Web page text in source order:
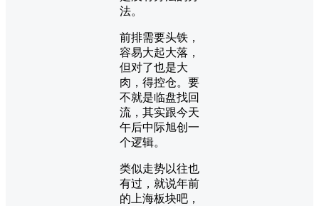
法。
前排需要头铁，
容易大起大落，
但对了也是大
肉，得控仓。要
不就是临盘找回
流，其实跟今天
午后中际旭创一
个逻辑。
类似走势以往也
有过，就说年前
的上海板块吧，